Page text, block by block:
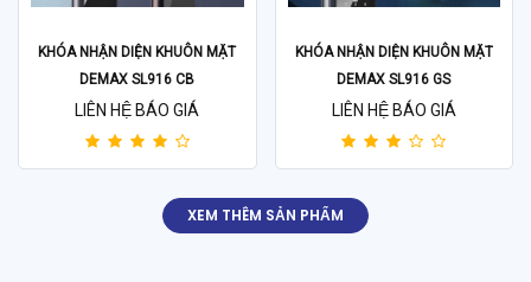
KHÓA NHẬN DIỆN KHUÔN MẶT
DEMAX SL916 CB
LIÊN HỆ BÁO GIÁ
KHÓA NHẬN DIỆN KHUÔN MẶT
DEMAX SL916 GS
LIÊN HỆ BÁO GIÁ
XEM THÊM SẢN PHẨM